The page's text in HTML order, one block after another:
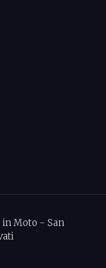
in Moto - San